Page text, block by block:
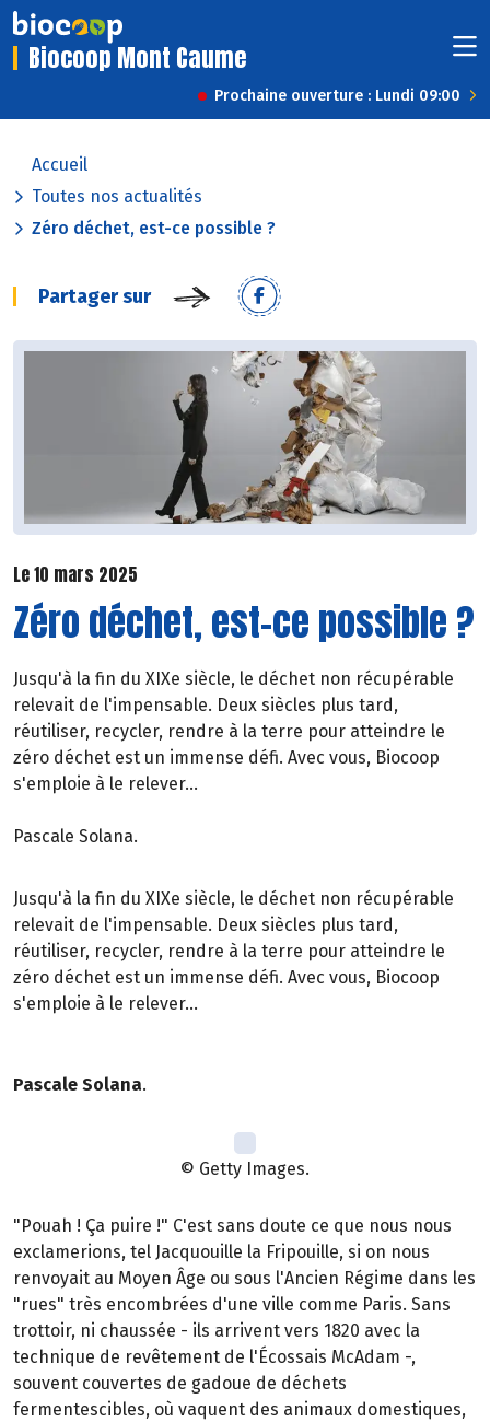
Biocoop Mont Caume
Prochaine ouverture : Lundi 09:00
Accueil
Toutes nos actualités
Zéro déchet, est-ce possible ?
Partager sur
Le 10 mars 2025
Zéro déchet, est-ce possible ?
Jusqu'à la fin du XIXe siècle, le déchet non récupérable
relevait de l'impensable. Deux siècles plus tard,
réutiliser, recycler, rendre à la terre pour atteindre le
zéro déchet est un immense défi. Avec vous, Biocoop
s'emploie à le relever...
Pascale Solana.
Jusqu'à la fin du XIXe siècle, le déchet non récupérable
relevait de l'impensable. Deux siècles plus tard,
réutiliser, recycler, rendre à la terre pour atteindre le
zéro déchet est un immense défi. Avec vous, Biocoop
s'emploie à le relever...
Pascale Solana.
© Getty Images.
"Pouah ! Ça puire !" C'est sans doute ce que nous nous
exclamerions, tel Jacquouille la Fripouille, si on nous
renvoyait au Moyen Âge ou sous l'Ancien Régime dans les
"rues" très encombrées d'une ville comme Paris. Sans
trottoir, ni chaussée - ils arrivent vers 1820 avec la
technique de revêtement de l'Écossais McAdam -,
souvent couvertes de gadoue de déchets
fermentescibles, où vaquent des animaux domestiques,